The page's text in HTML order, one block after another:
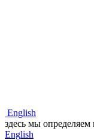
English
здесь мы
English